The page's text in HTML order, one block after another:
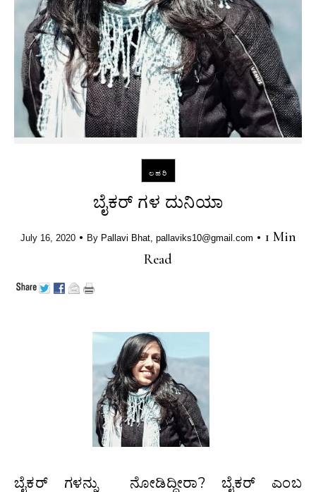
ಲಹರಿ
ಬೈಕರ್ ಗಳ ದುನಿಯಾ
July 16, 2020 • By Pallavi Bhat, pallaviks10@gmail.com • 1 Min
Read
ಬೈಕರ್ ಗಳನ್ನು ನೋಡಿದ್ದೀರಾ? ಬೈಕರ್ ಎಂಬ